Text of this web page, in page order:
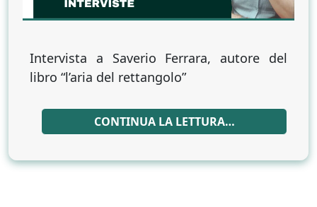
Intervista a Saverio Ferrara, autore del
libro “l’aria del rettangolo”
CONTINUA LA LETTURA…